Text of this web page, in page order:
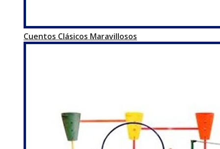
Cuentos Clásicos Maravillosos